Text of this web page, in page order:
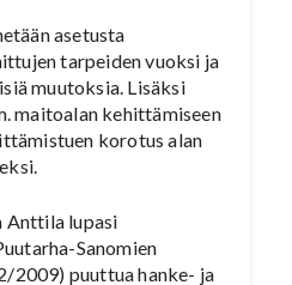
asetusta
tarpeiden vuoksi ja
muutoksia. Lisäksi
maitoalan kehittämiseen
korotus alan
Anttila lupasi
Sanomien
2009) puuttua hanke- ja